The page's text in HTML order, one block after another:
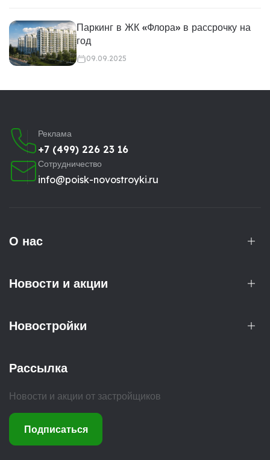
Паркинг в ЖК «Флора» в рассрочку на
год
09.09.2025
Реклама
+7 (499) 226 23 16
Сотрудничество
info@poisk-novostroyki.ru
О нас
Новости и акции
Новостройки
Рассылка
Новости и акции от застройщиков
Подписаться